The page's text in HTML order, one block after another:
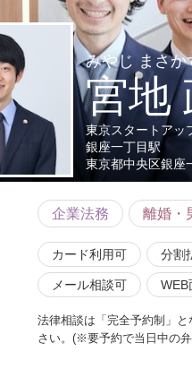
みやじ まさか
宮地
東京スタートアッ
銀座一丁目駅
東京都中央区銀座
企業法務 離婚・
カード利用可 分割
メール相談可 WEB
法律相談は「完全予約制」
さい。(※要予約で当日中の